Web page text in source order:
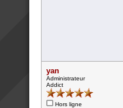
yan
Administrateur
Addict
Hors ligne